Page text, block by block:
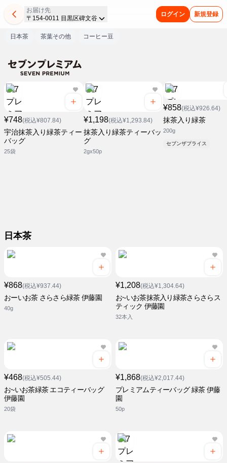
お届け先
〒154-0011 目黒区碑文谷
ログイン 新規登録
日本茶 茶葉その他 コーヒー豆
¥748(税込¥807.84)
宇治抹茶入り緑茶ティー
バッグ
25袋
¥1,198(税込¥1,293.84)
抹茶入り緑茶ティーバッ
グ
2gx50p
¥858(税込¥926.64)
抹茶入り緑茶
200g
セブンザプライス
日本茶
¥868(税込¥937.44)
おーいお茶 さらさら緑茶 伊藤園
40g
¥1,208(税込¥1,304.64)
お~いお茶抹茶入り緑茶さらさらス
ティック 伊藤園
32本入
¥468(税込¥505.44)
お~いお茶緑茶 エコティーバッグ
伊藤園
20袋
¥1,868(税込¥2,017.44)
プレミアムティーバッグ 緑茶 伊藤
園
50p